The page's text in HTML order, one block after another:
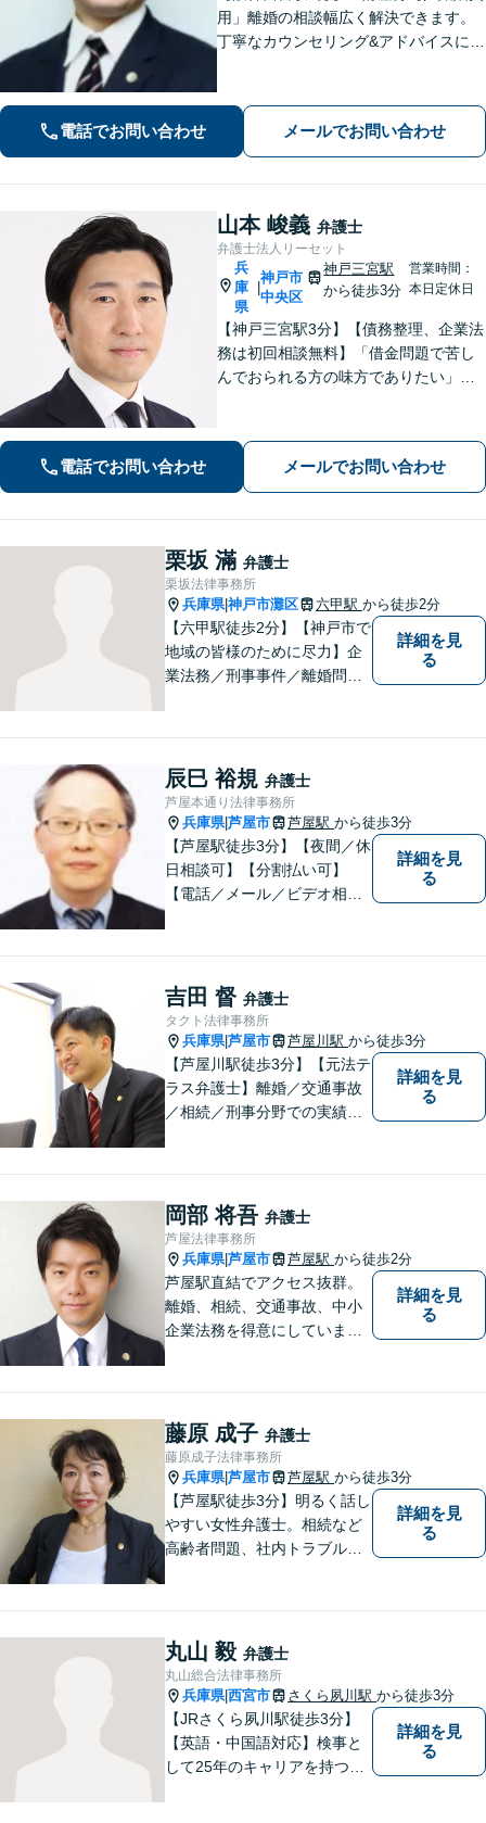
用」離婚の相談幅広く解決できます。
丁寧なカウンセリング&アドバイスに定
どにも幅広く対応できます【休日・夜
間相談可能】24時間メール受付
電話でお問い合わせ メールでお問い合わせ
山本 峻義 弁護士
弁護士法人リーセット
兵
庫
県
神戸市
中央区
神戸三宮駅
から徒歩3分
営業時間：
本日定休日
【神戸三宮駅3分】【債務整理、企業法
務は初回相談無料】「借金問題で苦し
んでおられる方の味方でありたい」
EやChatworkなどに対応」
電話でお問い合わせ メールでお問い合わせ
栗坂 滿 弁護士
栗坂法律事務所
兵庫県|神戸市灘区 六甲駅 から徒歩2分
【六甲駅徒歩2分】【神戸市で
地域の皆様のために尽力】企
業法務／刑事事件／離婚問題
相談ください。適切な解決へ
の道をご提案し、共に並走い
たします。
詳細を見
る
辰巳 裕規 弁護士
芦屋本通り法律事務所
兵庫県|芦屋市 芦屋駅 から徒歩3分
【芦屋駅徒歩3分】【夜間／休
日相談可】【分割払い可】
【電話／メール／ビデオ相談
ます。 お困りの方は、お気軽
にご相談ください。
詳細を見
る
吉田 督 弁護士
タクト法律事務所
兵庫県|芦屋市 芦屋川駅 から徒歩3分
【芦屋川駅徒歩3分】【元法テ
ラス弁護士】離婚／交通事故
／相続／刑事分野での実績多
い、問題を解決します。まず
はお気軽にご相談ください。
詳細を見
る
岡部 将吾 弁護士
芦屋法律事務所
兵庫県|芦屋市 芦屋駅 から徒歩2分
芦屋駅直結でアクセス抜群。
離婚、相続、交通事故、中小
企業法務を得意にしていま
可♯中小企業診断士資格有り
詳細を見
る
藤原 成子 弁護士
藤原成子法律事務所
兵庫県|芦屋市 芦屋駅 から徒歩3分
【芦屋駅徒歩3分】明るく話し
やすい女性弁護士。相続など
高齢者問題、社内トラブル
る方は、お気軽にご連絡下さ
い。【宅建士・行政書士資格
保持】
詳細を見
る
丸山 毅 弁護士
丸山総合法律事務所
兵庫県|西宮市 さくら夙川駅 から徒歩3分
【JRさくら夙川駅徒歩3分】
【英語・中国語対応】検事と
して25年のキャリアを持つ弁
詳細を見
る